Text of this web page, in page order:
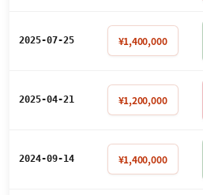
2025-07-25 ¥1,400,000
2025-04-21 ¥1,200,000
2024-09-14 ¥1,400,000